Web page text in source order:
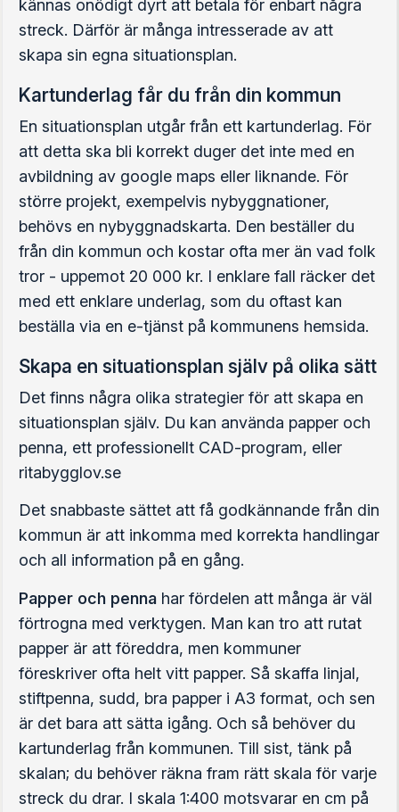
kännas onödigt dyrt att betala för enbart några
streck. Därför är många intresserade av att
skapa sin egna situationsplan.
Kartunderlag får du från din kommun
En situationsplan utgår från ett kartunderlag. För
att detta ska bli korrekt duger det inte med en
avbildning av google maps eller liknande. För
större projekt, exempelvis nybyggnationer,
behövs en nybyggnadskarta. Den beställer du
från din kommun och kostar ofta mer än vad folk
tror - uppemot 20 000 kr. I enklare fall räcker det
med ett enklare underlag, som du oftast kan
beställa via en e-tjänst på kommunens hemsida.
Skapa en situationsplan själv på olika sätt
Det finns några olika strategier för att skapa en
situationsplan själv. Du kan använda papper och
penna, ett professionellt CAD-program, eller
ritabygglov.se
Det snabbaste sättet att få godkännande från din
kommun är att inkomma med korrekta handlingar
och all information på en gång.
Papper och penna har fördelen att många är väl
förtrogna med verktygen. Man kan tro att rutat
papper är att föreddra, men kommuner
föreskriver ofta helt vitt papper. Så skaffa linjal,
stiftpenna, sudd, bra papper i A3 format, och sen
är det bara att sätta igång. Och så behöver du
kartunderlag från kommunen. Till sist, tänk på
skalan; du behöver räkna fram rätt skala för varje
streck du drar. I skala 1:400 motsvarar en cm på